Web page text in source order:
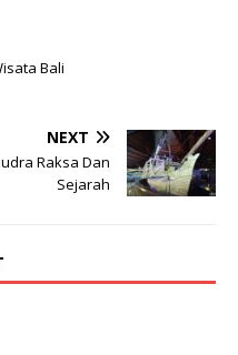
Bali
NEXT
Raksa Dan
Sejarah